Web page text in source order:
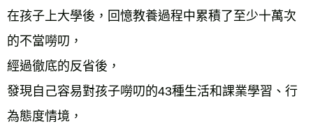
在孩子上大學後，回憶教養過程中累積了至少十萬次
的不當嘮叨，
經過徹底的反省後，
發現自己容易對孩子嘮叨的43種生活和課業學習、行
為態度情境，